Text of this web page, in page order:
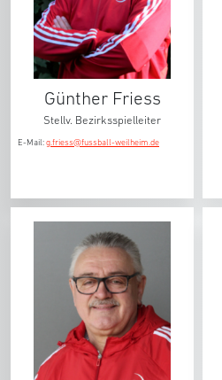
Günther Friess
Stellv. Bezirksspielleiter
E-Mail:g.friess@fussball-weilheim.de